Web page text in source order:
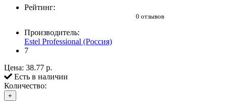
Рейтинг:
0 отзывов
Производитель:
Estel Professional (Россия)
7
Цена: 38.77 р.
Есть в наличии
Количество:
+